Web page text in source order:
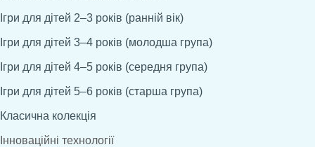
Ігри для дітей 2–3 років (ранній вік)
Ігри для дітей 3–4 років (молодша група)
Ігри для дітей 4–5 років (середня група)
Ігри для дітей 5–6 років (старша група)
Класична колекція
Інноваційні технології